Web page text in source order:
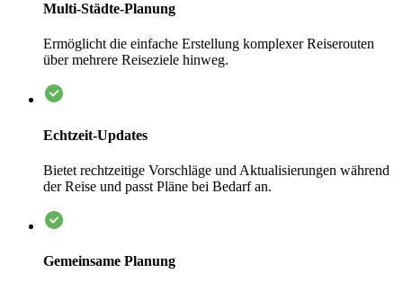
Multi-Städte-Planung
Ermöglicht die einfache Erstellung komplexer Reiserouten
über mehrere Reiseziele hinweg.
Echtzeit-Updates
Bietet rechtzeitige Vorschläge und Aktualisierungen während
der Reise und passt Pläne bei Bedarf an.
Gemeinsame Planung